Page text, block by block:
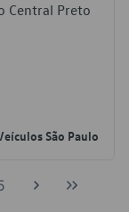
Central Preto
São Paulo